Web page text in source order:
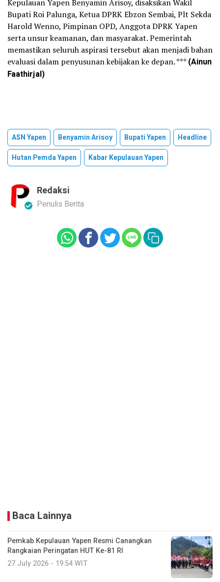
Kepulauan Yapen Benyamin Arisoy, disaksikan Wakil
Bupati Roi Palunga, Ketua DPRK Ebzon Sembai, Plt Sekda
Harold Wenno, Pimpinan OPD, Anggota DPRK Yapen
serta unsur keamanan, dan masyarakat. Pemerintah
memastikan seluruh aspirasi tersebut akan menjadi bahan
evaluasi dalam penyusunan kebijakan ke depan. *** (Ainun
Faathirjal)
ASN Yapen Benyamin Arisoy Bupati Yapen
Headline
Hutan Pemda Yapen
Kabar Kepulauan Yapen
Redaksi
Penulis Berita
Baca Lainnya
Pemkab Kepulauan Yapen Resmi Canangkan
Rangkaian Peringatan HUT Ke-81 RI
27 July 2026 - 19:54 WIT